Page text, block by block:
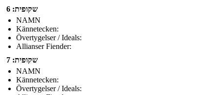
שקופית: 6
NAMN
Kännetecken:
Övertygelser / Ideals:
Allianser Fiender:
שקופית: 7
NAMN
Kännetecken:
Övertygelser / Ideals: